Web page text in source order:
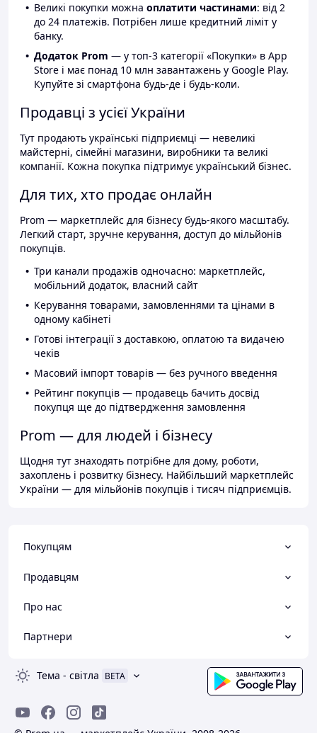
Великі покупки можна оплатити частинами: від 2
до 24 платежів. Потрібен лише кредитний ліміт у
банку.
Додаток Prom — у топ-3 категорії «Покупки» в App
Store і має понад 10 млн завантажень у Google Play.
Купуйте зі смартфона будь-де і будь-коли.
Продавці з усієї України
Тут продають українські підприємці — невеликі
майстерні, сімейні магазини, виробники та великі
компанії. Кожна покупка підтримує український бізнес.
Для тих, хто продає онлайн
Prom — маркетплейс для бізнесу будь-якого масштабу.
Легкий старт, зручне керування, доступ до мільйонів
покупців.
Три канали продажів одночасно: маркетплейс,
мобільний додаток, власний сайт
Керування товарами, замовленнями та цінами в
одному кабінеті
Готові інтеграції з доставкою, оплатою та видачею
чеків
Масовий імпорт товарів — без ручного введення
Рейтинг покупців — продавець бачить досвід
покупця ще до підтвердження замовлення
Prom — для людей і бізнесу
Щодня тут знаходять потрібне для дому, роботи,
захоплень і розвитку бізнесу. Найбільший маркетплейс
України — для мільйонів покупців і тисяч підприємців.
Покупцям
Продавцям
Про нас
Партнери
Тема - світла BETA